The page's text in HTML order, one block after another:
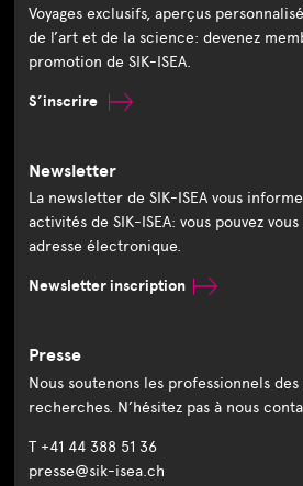
Voyages exclusifs, aperçus
de l’art et de la science: devenez
promotion de SIK-ISEA.
S’inscrire
Newsletter
La newsletter de SIK-ISEA vous
activités de SIK-ISEA: vous pouvez
adresse électronique.
Newsletter inscription
Presse
Nous soutenons les professionnels
recherches. N’hésitez pas à nous
T +41 44 388 51 36
presse@sik-isea.ch